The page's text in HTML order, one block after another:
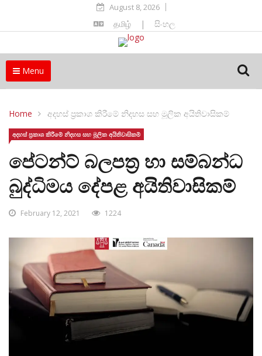
August 8, 2026
தமிழ் | සිංහල
Menu
Home අදහස් ප්‍රකාශ කිරීමේ නිදහස සහ මූලික අයිතිවාසිකම්
අදහස් ප්‍රකාශ කිරීමේ නිදහස සහ මූලික අයිතිවාසිකම්
පේටන්ට් බලපත්‍ර හා සම්බන්ධ
බුද්ධිමය දේපළ අයිතිවාසිකම්
February 12, 2021 1224